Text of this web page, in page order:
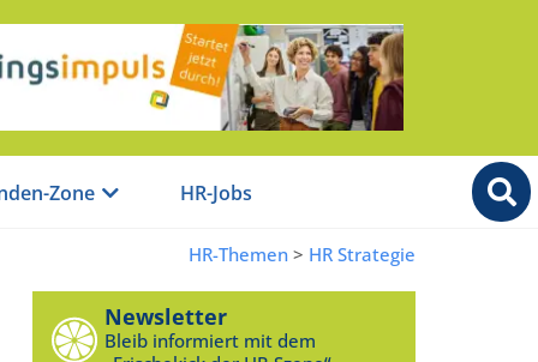
Zone HR-Jobs
HR-Themen > HR Strategie
Newsletter
Bleib informiert mit dem